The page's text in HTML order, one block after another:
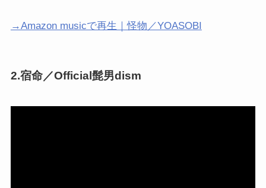
→Amazon musicで再生｜怪物／YOASOBI
2.宿命／Official髭男dism